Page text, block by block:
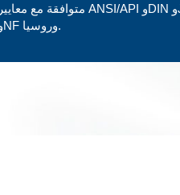
متوافقة مع معايير ANSI/API وDIN وJIS/KS وBS
وNF وروسيا.